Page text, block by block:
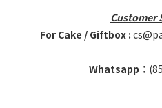
Customer
For Cake / Giftbox :
Whatsapp：